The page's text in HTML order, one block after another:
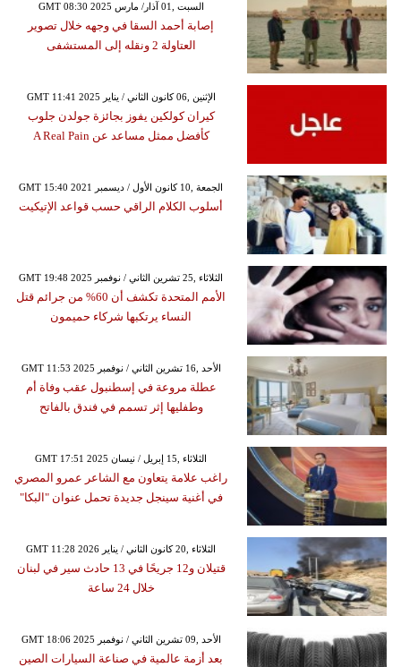
GMT 08:30 2025 السبت ,01 آذار/ مارس
إصابة أحمد السقا في وجهه خلال تصوير
العتاولة 2 ونقله إلى المستشفى
GMT 11:41 2025 الإثنين ,06 كانون الثاني / يناير
كيران كولكين يفوز بجائزة جولدن جلوب
كأفضل ممثل مساعد عن A Real Pain
GMT 15:40 2021 الجمعة ,10 كانون الأول / ديسمبر
أسلوب الكلام الراقي حسب قواعد الإتيكيت
GMT 19:48 2025 الثلاثاء ,25 تشرين الثاني / نوفمبر
الأمم المتحدة تكشف أن 60% من جرائم قتل
النساء يرتكبها شركاء حميمون
GMT 11:53 2025 الأحد ,16 تشرين الثاني / نوفمبر
عطلة مروعة في إسطنبول عقب وفاة أم
وطفليها إثر تسمم في فندق بالفاتح
GMT 17:51 2025 الثلاثاء ,15 إبريل / نيسان
راغب علامة يتعاون مع الشاعر عمرو المصري
في أغنية سينجل جديدة تحمل عنوان "البكا"
GMT 11:28 2026 الثلاثاء ,20 كانون الثاني / يناير
قتيلان و12 جريحًا في 13 حادث سير في لبنان
خلال 24 ساعة
GMT 18:06 2025 الأحد ,09 تشرين الثاني / نوفمبر
بعد أزمة عالمية في صناعة السيارات الصين